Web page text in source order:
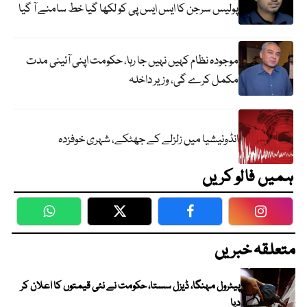
پولیس سرجن کا ایس ایس پی کو لکھا گیا خط سامنے آ گیا
موجودہ نظام کہیں نہیں جا رہا، حکومت اپنی آئینی مدت
مکمل کرے گی، وزیر داخلہ
انڈونیشیا میں زلزلے کے جھٹکے، شہری خوفزدہ
ہمیں فالو کریں
WhatsApp Twitter Facebook
متعلقہ خبریں
پیٹرول مہنگا، ڈیزل سستا، حکومت نے نئی قیمتوں کا اعلان کر
دیا